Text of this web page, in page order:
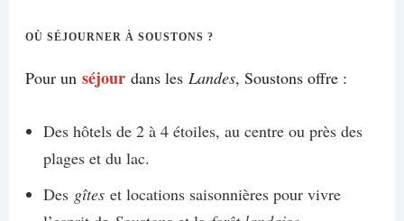
OÙ SÉJOURNER À SOUSTONS ?
Pour un séjourdans les Landes, Soustons offre :
Des hôtels de 2 à 4 étoiles, au centre ou près des
plages et du lac.
Des gîteset locations saisonnières pour vivre